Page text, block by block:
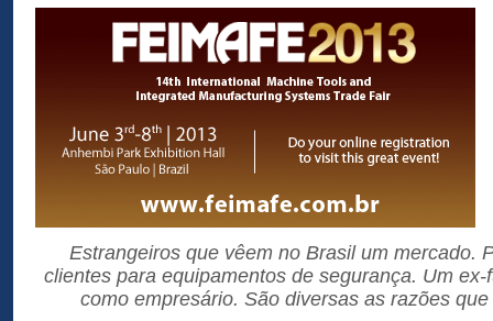
Estrangeiros que vêem no Brasil um mercado.
clientes para equipamentos de segurança. Um
como empresário. São diversas as razões